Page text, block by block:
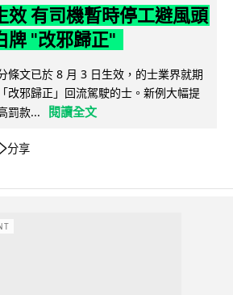
效 有司機暫時停工避風頭
牌 "改邪歸正"
條文已於 8 月 3 日生效，的士業界就期
改邪歸正」回流駕駛的士。新例大幅提
罰款...
閱讀全文
分享